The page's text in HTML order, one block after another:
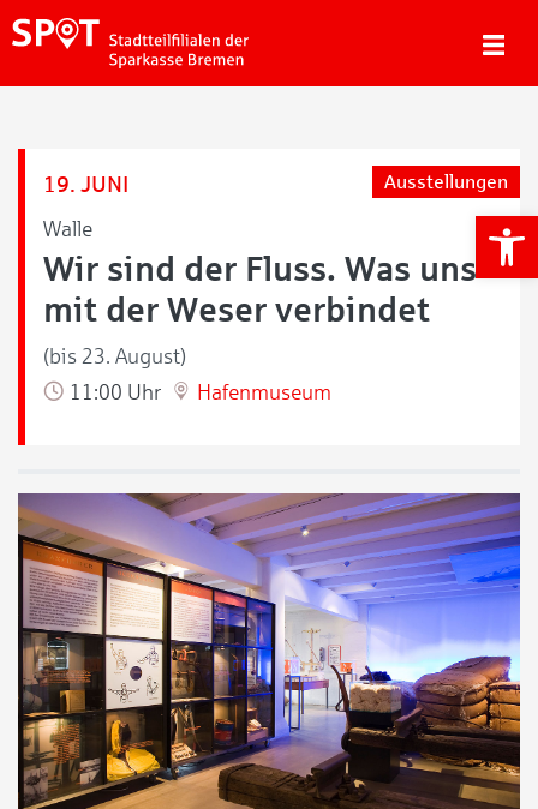
19. JUNI
Walle
Ausstellungen
Wir sind der Fluss. Was uns
mit der Weser verbindet
(bis 23. August)
11:00 Uhr
Hafenmuseum